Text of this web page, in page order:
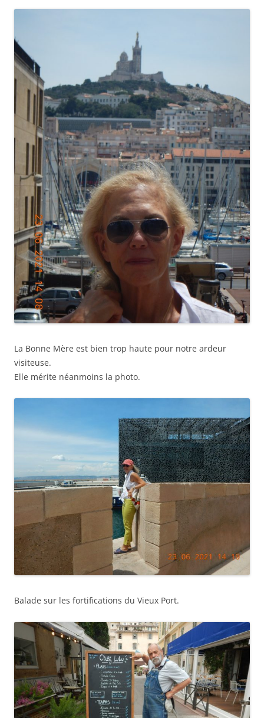
La Bonne Mère est bien trop haute pour notre ardeur
visiteuse.
Elle mérite néanmoins la photo.
Balade sur les fortifications du Vieux Port.